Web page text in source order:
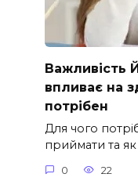
Важливість
впливає на
потрібен
Для чого
приймати та як
0 22